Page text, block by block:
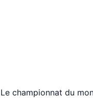
Le championnat du